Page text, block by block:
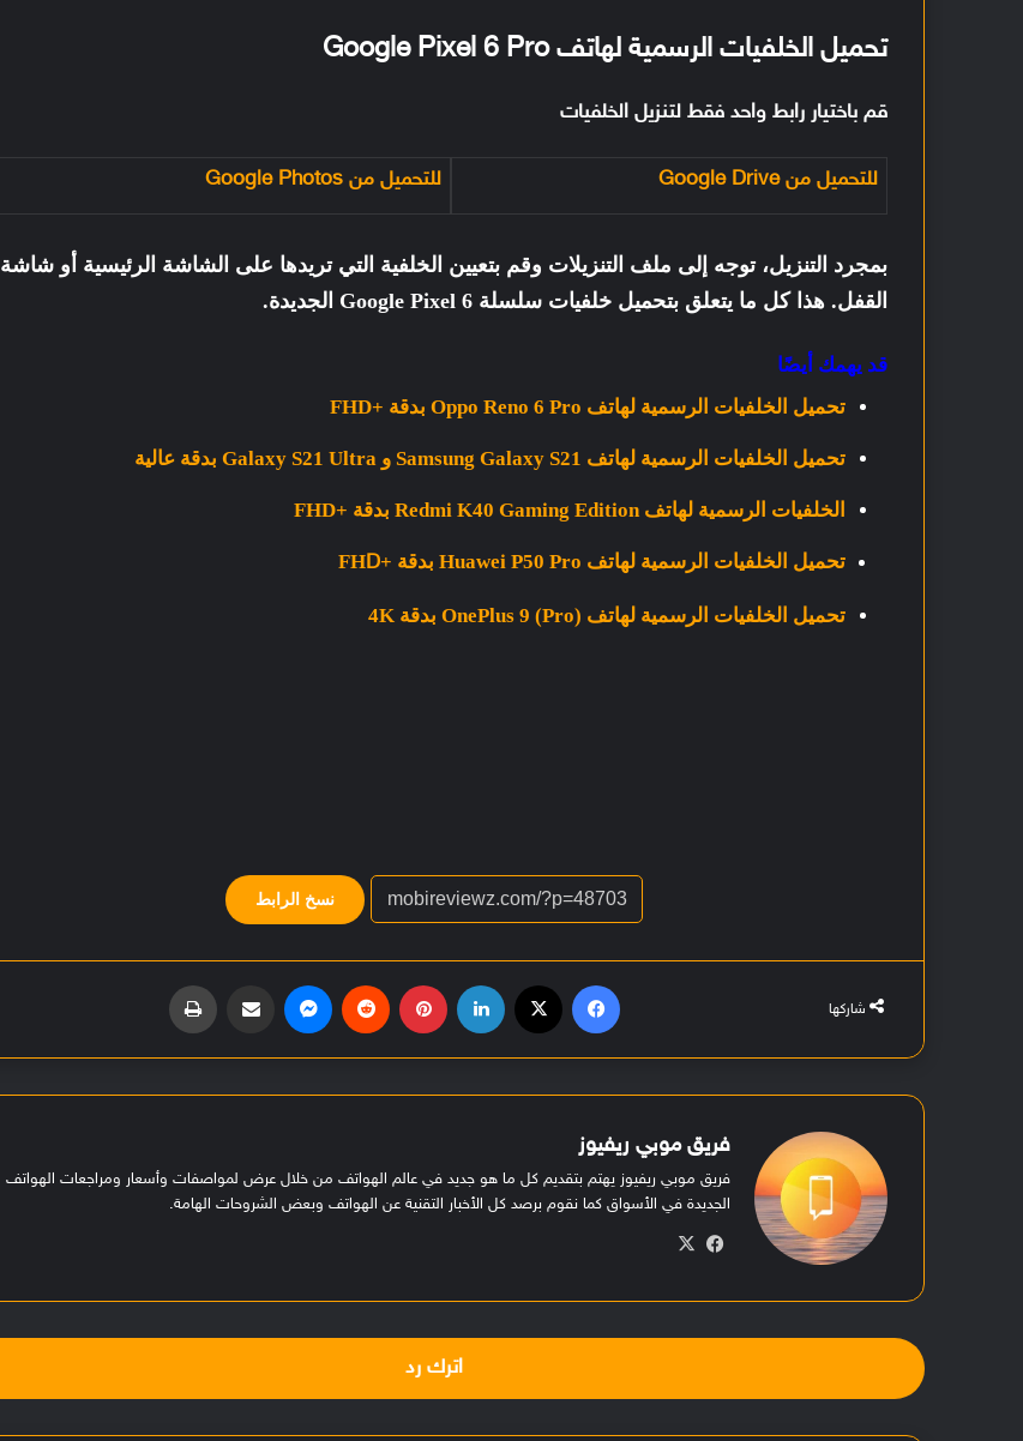
تحميل الخلفيات الرسمية لهاتف Google Pixel 6 Pro
قم باختيار رابط واحد فقط لتنزيل الخلفيات
للتحميل من Google Drive للتحميل من Google Photos
بمجرد التنزيل، توجه إلى ملف التنزيلات وقم بتعيين الخلفية التي تريدها على الشاشة الرئيسية أو شاشة
القفل. هذا كل ما يتعلق بتحميل خلفيات سلسلة Google Pixel 6 الجديدة.
قد يهمك أيضًا
تحميل الخلفيات الرسمية لهاتف Oppo Reno 6 Pro بدقة +FHD
تحميل الخلفيات الرسمية لهاتف Samsung Galaxy S21 و Galaxy S21 Ultra بدقة عالية
الخلفيات الرسمية لهاتف Redmi K40 Gaming Edition بدقة +FHD
تحميل الخلفيات الرسمية لهاتف Huawei P50 Pro بدقة +FH D
تحميل الخلفيات الرسمية لهاتف (OnePlus 9 (Pro بدقة 4K
نسخ الرابط
شاركها
فريق موبي ريفيوز
فريق موبي ريفيوز يهتم بتقديم كل ما هو جديد في عالم الهواتف من خلال عرض لمواصفات وأسعار ومراجعات الهواتف
الجديدة في الأسواق كما نقوم برصد كل الأخبار التقنية عن الهواتف وبعض الشروحات الهامة.
في
وك
اترك رد